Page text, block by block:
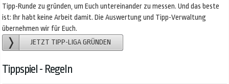
Tipp-Runde zu gründen, um Euch untereinander zu messen. Und das beste
ist: Ihr habt keine Arbeit damit. Die Auswertung und Tipp-Verwaltung
übernehmen wir für Euch.
JETZT TIPP-LIGA GRÜNDEN
Tippspiel - Regeln